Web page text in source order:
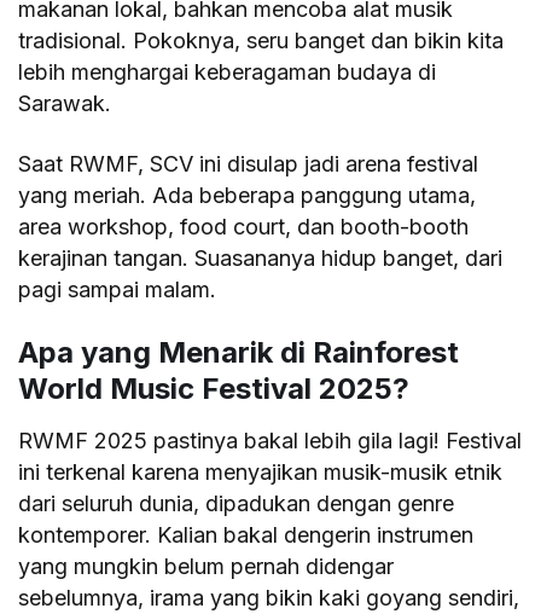
makanan lokal, bahkan mencoba alat musik
tradisional. Pokoknya, seru banget dan bikin kita
lebih menghargai keberagaman budaya di
Sarawak.
Saat RWMF, SCV ini disulap jadi arena festival
yang meriah. Ada beberapa panggung utama,
area workshop, food court, dan booth-booth
kerajinan tangan. Suasananya hidup banget, dari
pagi sampai malam.
Apa yang Menarik di Rainforest
World Music Festival 2025?
RWMF 2025 pastinya bakal lebih gila lagi! Festival
ini terkenal karena menyajikan musik-musik etnik
dari seluruh dunia, dipadukan dengan genre
kontemporer. Kalian bakal dengerin instrumen
yang mungkin belum pernah didengar
sebelumnya, irama yang bikin kaki goyang sendiri,